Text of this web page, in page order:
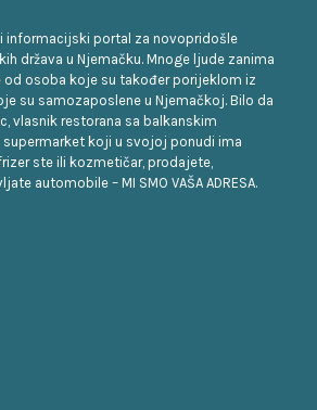
informacijski portal za novopridošle
država u Njemačku. Mnoge ljude zanima
od osoba koje su također porijeklom iz
su samozaposlene u Njemačkoj. Bilo da
vlasnik restorana sa balkanskim
koji u svojoj ponudi ima
ste ili kozmetičar, prodajete,
automobile – MI SMO VAŠA ADRESA.